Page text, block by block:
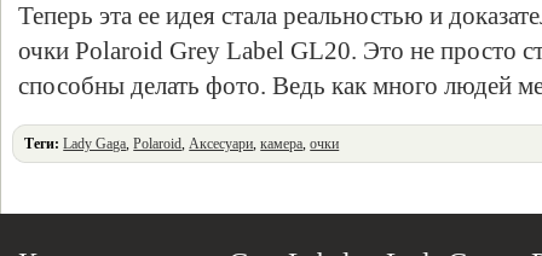
Теперь эта ее идея стала реальностью и
очки Polaroid Grey Label GL20. Это не просто
способны делать фото. Ведь как много людей
Теги: Lady Gaga,Polaroid,Аксесуари,камера,очки